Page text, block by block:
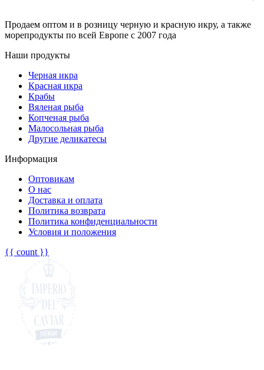
Продаем оптом и в розницу черную и красную икру, а также
морепродукты по всей Европе с 2007 года
Наши продукты
Черная икра
Красная икра
Крабы
Вяленая рыба
Копченая рыба
Малосольная рыба
Другие деликатесы
Информация
Оптовикам
О нас
Доставка и оплата
Политика возврата
Политика конфиденциальности
Условия и положения
{{ count }}